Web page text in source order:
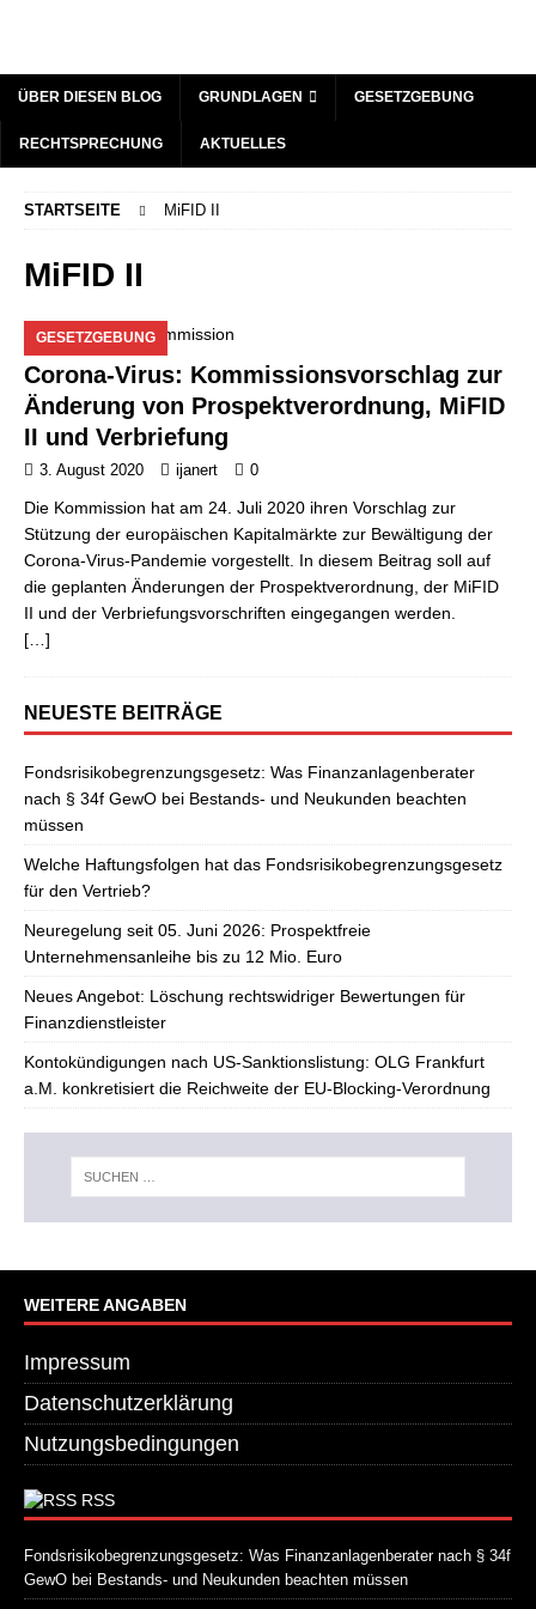
ÜBER DIESEN BLOG GRUNDLAGEN GESETZGEBUNG
RECHTSPRECHUNG AKTUELLES
STARTSEITE MiFID II
MiFID II
GESETZGEBUNG
Corona-Virus: Kommissionsvorschlag zur
Änderung von Prospektverordnung, MiFID
II und Verbriefung
3. August 2020 ijanert 0
Die Kommission hat am 24. Juli 2020 ihren Vorschlag zur
Stützung der europäischen Kapitalmärkte zur Bewältigung der
Corona-Virus-Pandemie vorgestellt. In diesem Beitrag soll auf
die geplanten Änderungen der Prospektverordnung, der MiFID
II und der Verbriefungsvorschriften eingegangen werden.
[…]
NEUESTE BEITRÄGE
Fondsrisikobegrenzungsgesetz: Was Finanzanlagenberater
nach § 34f GewO bei Bestands- und Neukunden beachten
müssen
Welche Haftungsfolgen hat das Fondsrisikobegrenzungsgesetz
für den Vertrieb?
Neuregelung seit 05. Juni 2026: Prospektfreie
Unternehmensanleihe bis zu 12 Mio. Euro
Neues Angebot: Löschung rechtswidriger Bewertungen für
Finanzdienstleister
Kontokündigungen nach US-Sanktionslistung: OLG Frankfurt
a.M. konkretisiert die Reichweite der EU-Blocking-Verordnung
WEITERE ANGABEN
Impressum
Datenschutzerklärung
Nutzungsbedingungen
RSS
Fondsrisikobegrenzungsgesetz: Was Finanzanlagenberater nach § 34f
GewO bei Bestands- und Neukunden beachten müssen